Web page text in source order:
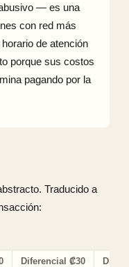
— es una
con red más
de atención
porque sus costos
pagando por la
Traducido a
Diferencial ₡30